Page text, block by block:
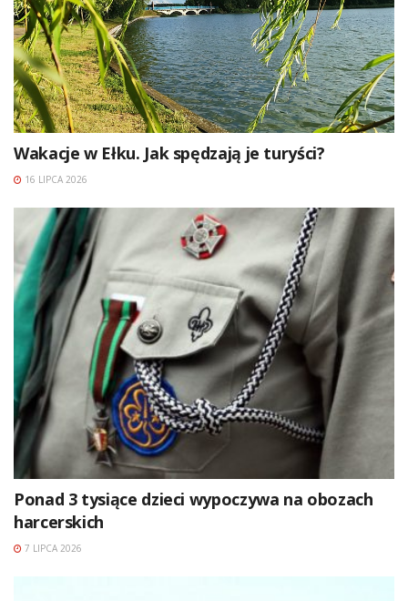
Wakacje w Ełku. Jak spędzają je turyści?
16 LIPCA 2026
Ponad 3 tysiące dzieci wypoczywa na obozach
harcerskich
7 LIPCA 2026